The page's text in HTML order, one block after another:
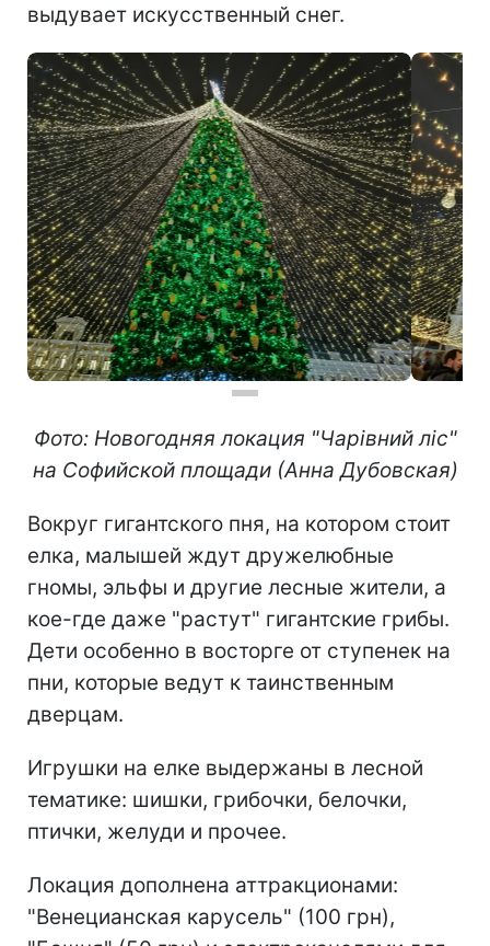
выдувает искусственный снег.
Фото: Новогодняя локация "Чарівний ліс"
на Софийской площади (Анна Дубовская)
Вокруг гигантского пня, на котором стоит
елка, малышей ждут дружелюбные
гномы, эльфы и другие лесные жители, а
кое-где даже "растут" гигантские грибы.
Дети особенно в восторге от ступенек на
пни, которые ведут к таинственным
дверцам.
Игрушки на елке выдержаны в лесной
тематике: шишки, грибочки, белочки,
птички, желуди и прочее.
Локация дополнена аттракционами:
"Венецианская карусель" (100 грн),